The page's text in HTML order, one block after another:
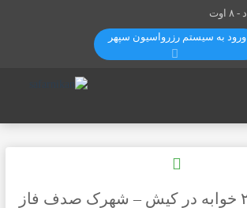
۸ اوت
ورود به سیستم رزرواسيون سپهر
اجاره سوئیت ۲ خوابه در کیش – شهرک صدف فاز